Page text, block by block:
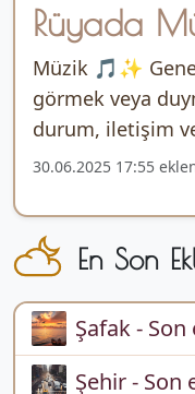
Rüyada
Müzik 🎵✨
görmek veya
durum, iletişim
30.06.2025 17:55
En Son
Şafak -
Şehir - Son